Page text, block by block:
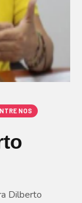
NOS
Dilberto